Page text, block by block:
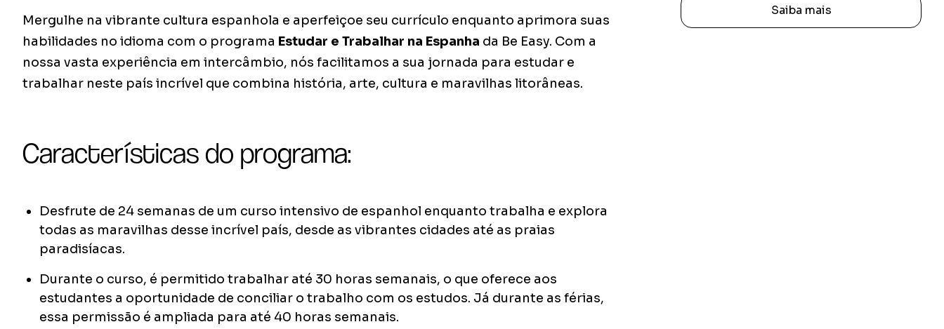
Mergulhe na vibrante cultura espanhola e aperfeiçoe seu currículo enquanto aprimora suas
habilidades no idioma com o programa Estudar e Trabalhar na Espanha da Be Easy. Com a
nossa vasta experiência em intercâmbio, nós facilitamos a sua jornada para estudar e
trabalhar neste país incrível que combina história, arte, cultura e maravilhas litorâneas.
Características do programa:
Desfrute de 24 semanas de um curso intensivo de espanhol enquanto trabalha e explora
todas as maravilhas desse incrível país, desde as vibrantes cidades até as praias
paradisíacas.
Durante o curso, é permitido trabalhar até 30 horas semanais, o que oferece aos
estudantes a oportunidade de conciliar o trabalho com os estudos. Já durante as férias,
essa permissão é ampliada para até 40 horas semanais.
Saiba mais